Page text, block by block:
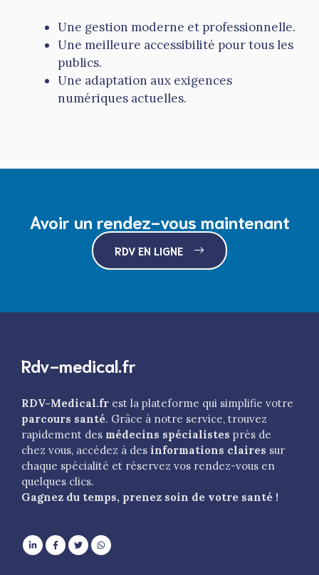
Une gestion moderne et professionnelle.
Une meilleure accessibilité pour tous les
publics.
Une adaptation aux exigences
numériques actuelles.
Avoir un rendez-vous maintenant
RDV EN LIGNE
Rdv-medical.fr
RDV-Medical.fr est la plateforme qui simplifie votre
parcours santé. Grâce à notre service, trouvez
rapidement des médecins spécialistes près de
chez vous, accédez à des informations claires sur
chaque spécialité et réservez vos rendez-vous en
quelques clics.
Gagnez du temps, prenez soin de votre santé !